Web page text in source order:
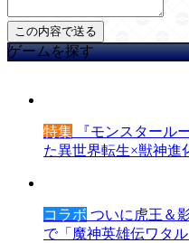
ゲームを探す
特集 『モンスタール
た異世界転生×獣神進
コラボ ついに虎王＆
で「魔神英雄伝ワタ